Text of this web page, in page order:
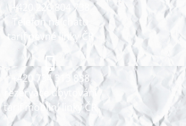
+420 226 804 738
Telefon na chatu
tarif pevné linky ČR
+420 734 313 838
rezervace ubytování
tarif mobilní linky ČR